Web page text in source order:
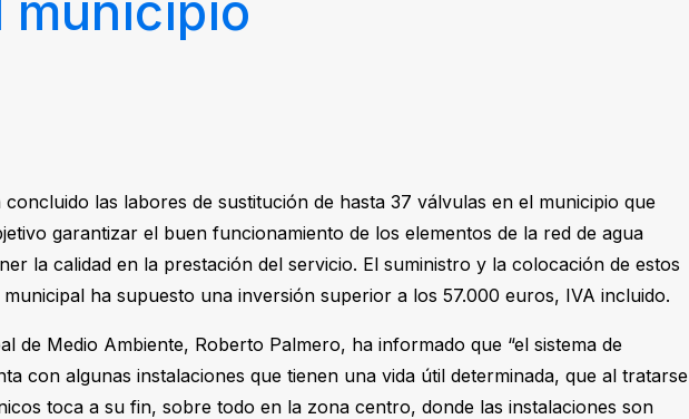
las labores de sustitución de hasta 37 válvulas en el municipio que
garantizar el buen funcionamiento de los elementos de la red de agua
la calidad en la prestación del servicio. El suministro y la colocación de estos
ha supuesto una inversión superior a los 57.000 euros, IVA incluido.
de Medio Ambiente, Roberto Palmero, ha informado que “el sistema de
con algunas instalaciones que tienen una vida útil determinada, que al tratarse
toca a su fin, sobre todo en la zona centro, donde las instalaciones son